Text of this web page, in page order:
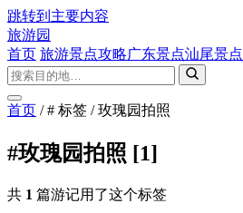
跳转到主要内容
旅游园
首页 旅游景点攻略广东景点汕尾景点
首页 / # 标签 / 玫瑰园拍照
#玫瑰园拍照 [1]
共 1 篇游记用了这个标签